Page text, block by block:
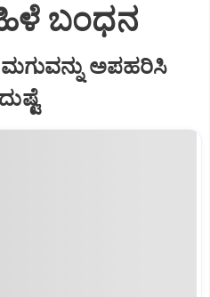
ಬಂಧನ
ಅಪಹರಿಸಿ